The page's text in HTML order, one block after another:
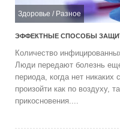
Здоровье / Разное
ЭФФЕКТНЫЕ СПОСОБЫ
Количество
Люди передают болезнь
периода, когда нет
произойти как по воздуху,
прикосновения....